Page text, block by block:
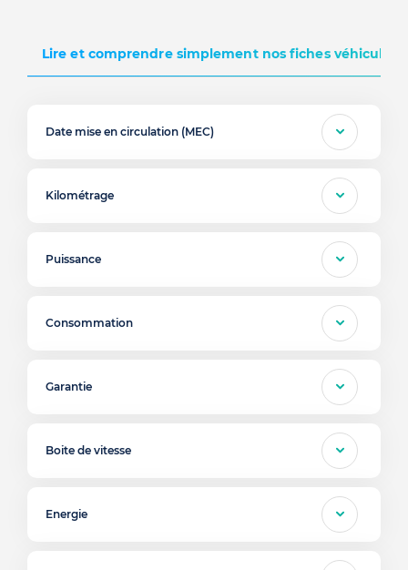
Lire et comprendre simplement nos fiches véhicules
Date mise en circulation (MEC)
Kilométrage
Puissance
Consommation
Garantie
Boite de vitesse
Energie